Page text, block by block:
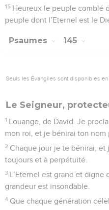
15 Heureux le peuple comblé
peuple dont l’Eternel est le
Psaumes 145
Seuls les Évangiles sont disponibles
Le Seigneur,
1 Louange, de David. Je
mon roi, et je bénirai ton nom
2 Chaque jour je te bénirai,
toujours et à perpétuité.
3 L’Eternel est grand et
grandeur est insondable.
4 Que chaque génération